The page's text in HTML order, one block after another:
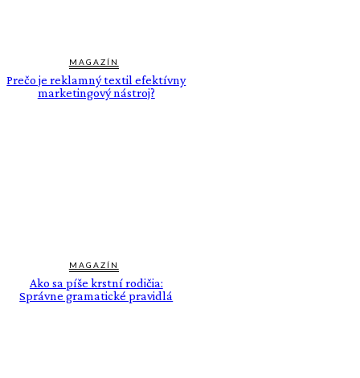
MAGAZÍN
Prečo je reklamný textil efektívny
marketingový nástroj?
MAGAZÍN
Ako sa píše krstní rodičia:
Správne gramatické pravidlá